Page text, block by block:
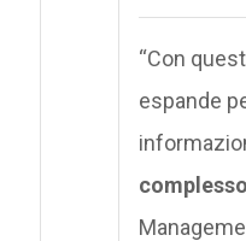
“Con
espande
complesso